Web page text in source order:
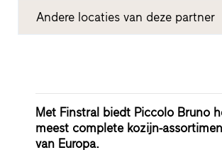
Andere locaties van deze partner
Met Finstral biedt Piccolo Bruno
meest complete kozijn-
van Europa.